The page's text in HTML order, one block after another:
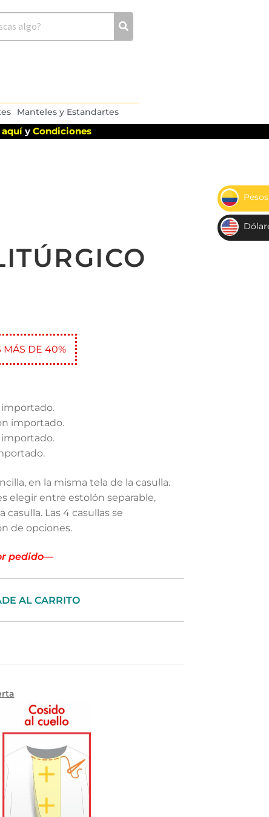
Manteles y Estandartes
aquí y Condiciones
MÁS DE 40%
importado.
importado.
importado.
en la misma tela de la casulla.
elegir entre estolón separable,
Las 4 casullas se
de opciones.
pedido—
AL CARRITO
$
US